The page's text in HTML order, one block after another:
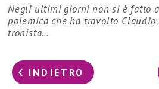
Negli ultimi giorni non si è fatto
polemica che ha travolto Claudio
tronista…
INDIETRO